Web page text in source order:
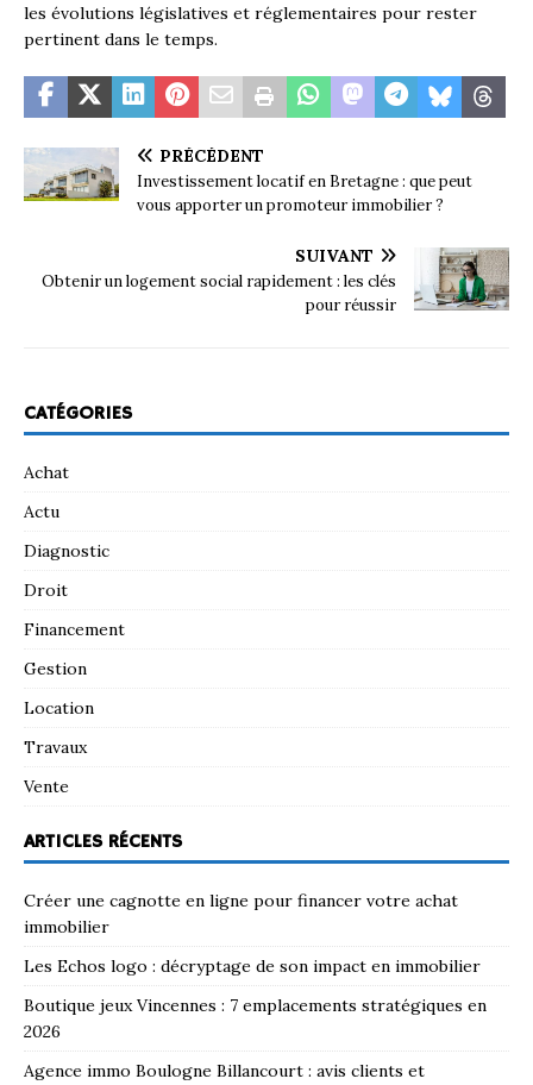
les évolutions législatives et réglementaires pour rester
pertinent dans le temps.
PRÉCÉDENT
Investissement locatif en Bretagne : que peut
vous apporter un promoteur immobilier ?
SUIVANT
Obtenir un logement social rapidement : les clés
pour réussir
CATÉGORIES
Achat
Actu
Diagnostic
Droit
Financement
Gestion
Location
Travaux
Vente
ARTICLES RÉCENTS
Créer une cagnotte en ligne pour financer votre achat
immobilier
Les Echos logo : décryptage de son impact en immobilier
Boutique jeux Vincennes : 7 emplacements stratégiques en
2026
Agence immo Boulogne Billancourt : avis clients et